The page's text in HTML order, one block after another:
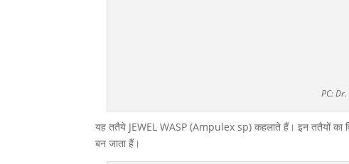
PC:
यह ततैये JEWEL WASP (Ampulex sp) कहलाते हैं। इन ततैयों का
बन जाता हैं।